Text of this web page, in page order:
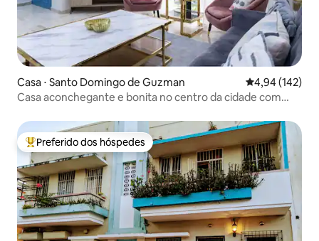
Casa ⋅ Santo Domingo de Guzman 4,94 de uma
4,94 (142)
Casa aconchegante e bonita no centro da cidade com
Entre os melhores preferidos dos hóspedes
Preferido dos hóspedes